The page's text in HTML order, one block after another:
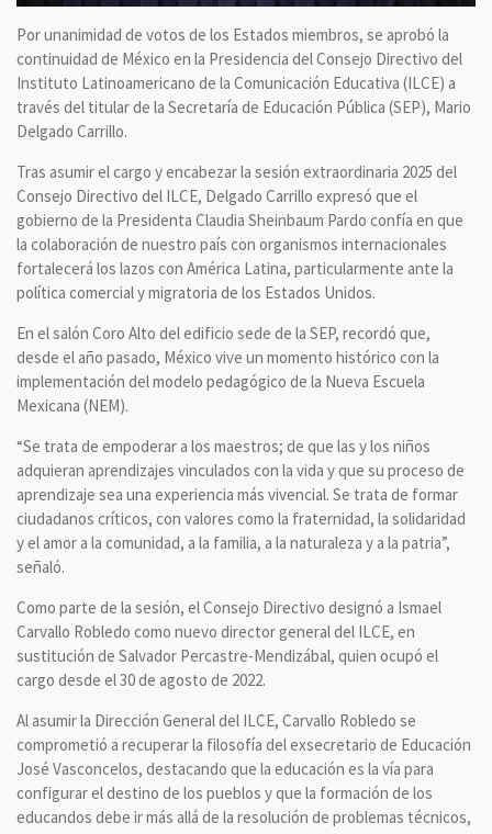
Por unanimidad de votos de los Estados miembros, se aprobó la
continuidad de México en la Presidencia del Consejo Directivo del
Instituto Latinoamericano de la Comunicación Educativa (ILCE) a
través del titular de la Secretaría de Educación Pública (SEP), Mario
Delgado Carrillo.
Tras asumir el cargo y encabezar la sesión extraordinaria 2025 del
Consejo Directivo del ILCE, Delgado Carrillo expresó que el
gobierno de la Presidenta Claudia Sheinbaum Pardo confía en que
la colaboración de nuestro país con organismos internacionales
fortalecerá los lazos con América Latina, particularmente ante la
política comercial y migratoria de los Estados Unidos.
En el salón Coro Alto del edificio sede de la SEP, recordó que,
desde el año pasado, México vive un momento histórico con la
implementación del modelo pedagógico de la Nueva Escuela
Mexicana (NEM).
“Se trata de empoderar a los maestros; de que las y los niños
adquieran aprendizajes vinculados con la vida y que su proceso de
aprendizaje sea una experiencia más vivencial. Se trata de formar
ciudadanos críticos, con valores como la fraternidad, la solidaridad
y el amor a la comunidad, a la familia, a la naturaleza y a la patria”,
señaló.
Como parte de la sesión, el Consejo Directivo designó a Ismael
Carvallo Robledo como nuevo director general del ILCE, en
sustitución de Salvador Percastre-Mendizábal, quien ocupó el
cargo desde el 30 de agosto de 2022.
Al asumir la Dirección General del ILCE, Carvallo Robledo se
comprometió a recuperar la filosofía del exsecretario de Educación
José Vasconcelos, destacando que la educación es la vía para
configurar el destino de los pueblos y que la formación de los
educandos debe ir más allá de la resolución de problemas técnicos,